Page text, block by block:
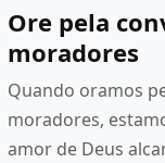
Ore pela
moradores
Quando oramos
moradores,
amor de Deus